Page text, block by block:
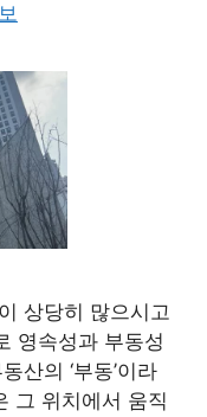
상당히 많으시고
영속성과 부동성
산의 ‘부동’이라
그 위치에서 움직